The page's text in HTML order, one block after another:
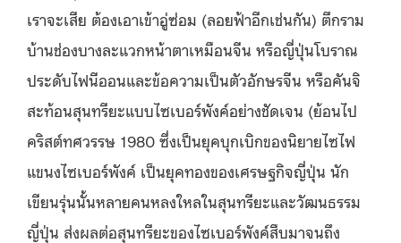
เราจะเสีย ต้องเอาเข้าอู่ซ่อม (ลอยฟ้าอีกเช่นกัน) ตึกราม
บ้านช่องบางละแวกหน้าตาเหมือนจีน หรือญี่ปุ่นโบราณ
ประดับไฟนีออนและข้อความเป็นตัวอักษรจีน หรือคันจิ
สะท้อนสุนทรียะแบบไซเบอร์พังค์อย่างชัดเจน (ย้อนไป
คริสต์ทศวรรษ 1980 ซึ่งเป็นยุคบุกเบิกของนิยายไซไฟ
แขนงไซเบอร์พังค์ เป็นยุคทองของเศรษฐกิจญี่ปุ่น นัก
เขียนรุ่นนั้นหลายคนหลงใหลในสุนทรียะและวัฒนธรรม
ญี่ปุ่น ส่งผลต่อสุนทรียะของไซเบอร์พังค์สืบมาจนถึง